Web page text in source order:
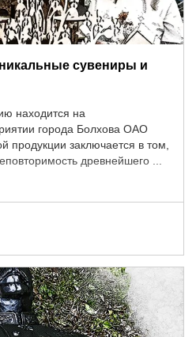
сувениры и
находится на
города Болхова ОАО
продукции заключается в том,
древнейшего ...